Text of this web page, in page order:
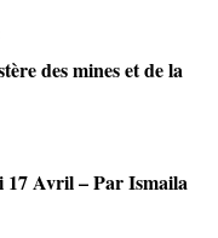
des mines et de la
17 Avril – Par Ismaila